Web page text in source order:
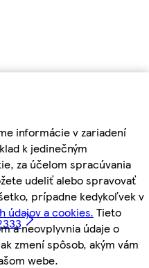
informácie v zariadení
k jedinečným
za účelom spracúvania
udeliť alebo spravovať
prípadne kedykoľvek v
údajov a cookies. Tieto
a neovplyvnia údaje o
zmení spôsob, akým vám
webe.